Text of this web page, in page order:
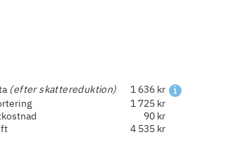
(efter skattereduktion)
1 636 kr
1 725 kr
90 kr
4 535 kr